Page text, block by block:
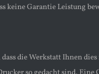
keine Garantie Leistung
dass die Werkstatt Ihnen